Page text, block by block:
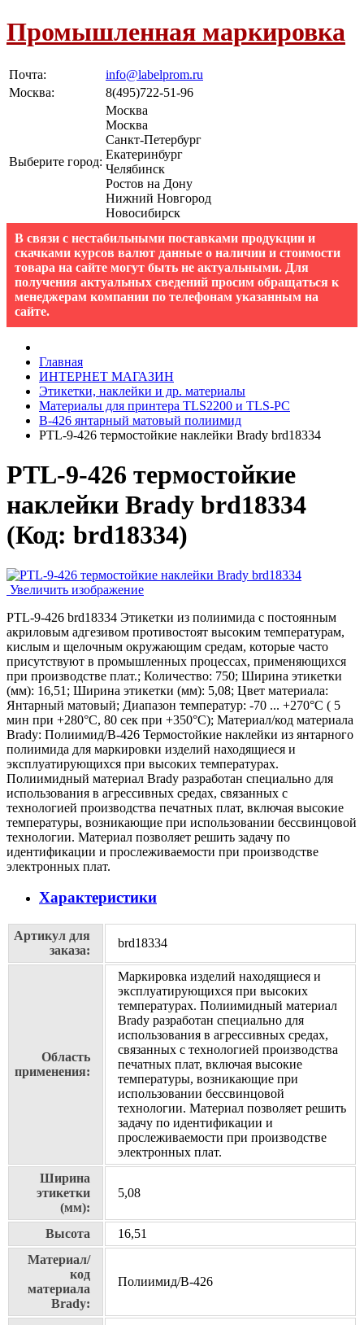
Промышленная маркировка
Почта:
info@labelprom.ru
Москва: 8(495)722-51-96
Выберите город:
Москва
Москва
Санкт-Петербург
Екатеринбург
Челябинск
Ростов на Дону
Нижний Новгород
Новосибирск
В связи с нестабильными поставками продукции и
скачками курсов валют данные о наличии и стоимости
товара на сайте могут быть не актуальными. Для
получения актуальных сведений просим обращаться к
менеджерам компании по телефонам указанным на
сайте.
Главная
ИНТЕРНЕТ МАГАЗИН
Этикетки, наклейки и др. материалы
Материалы для принтера TLS2200 и TLS-PC
B-426 янтарный матовый полиимид
PTL-9-426 термостойкие наклейки Brady brd18334
PTL-9-426 термостойкие
наклейки Brady brd18334
(Код: brd18334)
Увеличить изображение
PTL-9-426 brd18334 Этикетки из полиимида с постоянным
акриловым адгезивом противостоят высоким температурам,
кислым и щелочным окружающим средам, которые часто
присутствуют в промышленных процессах, применяющихся
при производстве плат.; Количество: 750; Ширина этикетки
(мм): 16,51; Ширина этикетки (мм): 5,08; Цвет материала:
Янтарный матовый; Диапазон температур: -70 ... +270°С ( 5
мин при +280°С, 80 сек при +350°С); Материал/код материала
Brady: Полиимид/В-426 Термостойкие наклейки из янтарного
полиимида для маркировки изделий находящиеся и
эксплуатирующихся при высоких температурах.
Полиимидный материал Brady разработан специально для
использования в агрессивных средах, связанных с
технологией производства печатных плат, включая высокие
температуры, возникающие при использовании бессвинцовой
технологии. Материал позволяет решить задачу по
идентификации и прослеживаемости при производстве
электронных плат.
Характеристики
Артикул для
заказа:
brd18334
Область
применения:
Маркировка изделий находящиеся и
эксплуатирующихся при высоких
температурах. Полиимидный материал
Brady разработан специально для
использования в агрессивных средах,
связанных с технологией производства
печатных плат, включая высокие
температуры, возникающие при
использовании бессвинцовой
технологии. Материал позволяет решить
задачу по идентификации и
прослеживаемости при производстве
электронных плат.
Ширина
этикетки
(мм):
5,08
Высота
16,51
Материал/
код
материала
Brady:
Полиимид/В-426